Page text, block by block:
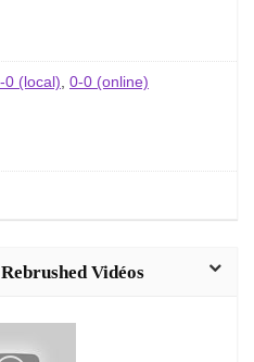
0 (local) 0-0 (online)
Vidéos